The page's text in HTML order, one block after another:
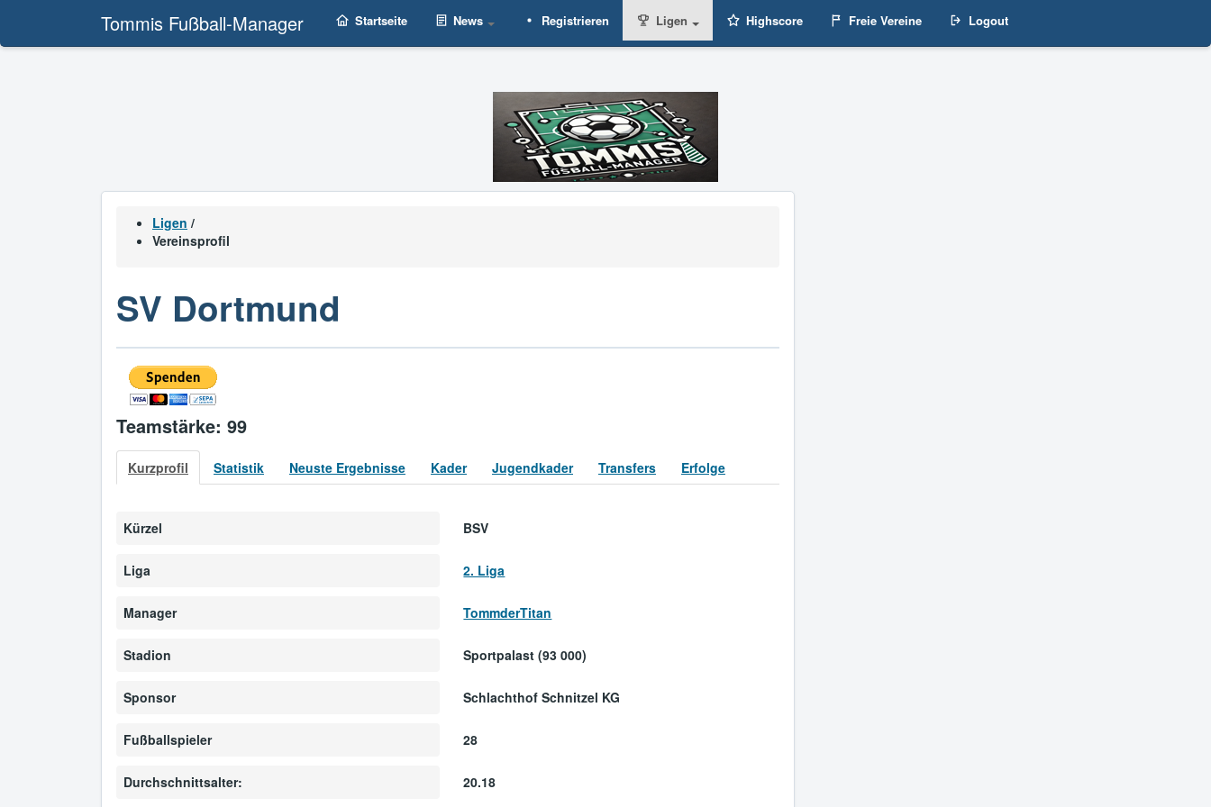
Tommis Fußball-Manager Startseite News Registrieren Ligen Highscore Freie Vereine Logout
Ligen /
Vereinsprofil
SV Dortmund
Teamstärke: 99
Kurzprofil Statistik Neuste Ergebnisse Kader Jugendkader Transfers Erfolge
Kürzel BSV
Liga 2. Liga
Manager TommderTitan
Stadion Sportpalast (93 000)
Sponsor Schlachthof Schnitzel KG
Fußballspieler 28
Durchschnittsalter: 20.18